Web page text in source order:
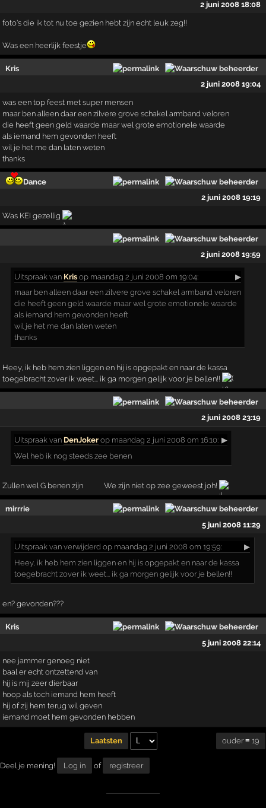
2 juni 2008 18:08
foto's die ik tot nu toe gezien hebt zijn echt leuk zeg!!
Was een heerlijk feestje
Kris
2 juni 2008 19:04
was een top feest met super mensen
maar ben alleen daar een zilvere grove schakel armband veloren
die heeft geen geld waarde maar wel grote emotionele waarde
als iemand hem gevonden heeft
wil je het me dan laten weten
thanks
Dance
2 juni 2008 19:19
Was KEI gezellig
2 juni 2008 19:59
Uitspraak van Kris op maandag 2 juni 2008 om 19:04:
▶
maar ben alleen daar een zilvere grove schakel armband veloren
die heeft geen geld waarde maar wel grote emotionele waarde
als iemand hem gevonden heeft
wil je het me dan laten weten
thanks
Heey, ik heb hem zien liggen en hij is opgepakt en naar de kassa
toegebracht zover ik weet... ik ga morgen gelijk voor je bellen!!
2 juni 2008 23:19
Uitspraak van DenJoker op maandag 2 juni 2008 om 16:10: ▶
Wel heb ik nog steeds zee benen
Zullen wel G benen zijn We zijn niet op zee geweest joh!
mirrrie
5 juni 2008 11:29
Uitspraak van verwijderd op maandag 2 juni 2008 om 19:59:
▶
Heey, ik heb hem zien liggen en hij is opgepakt en naar de kassa
toegebracht zover ik weet... ik ga morgen gelijk voor je bellen!!
en? gevonden???
Kris
5 juni 2008 22:14
nee jammer genoeg niet
baal er echt ontzettend van
hij is mij zeer dierbaar
hoop als toch iemand hem heeft
hij of zij hem terug wil geven
iemand moet hem gevonden hebben
Laatsten ouder ≡ 19
Deel je mening! Log in of registreer